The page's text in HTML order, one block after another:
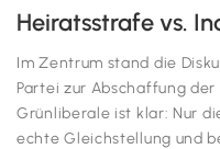
Heiratsstrafe vs.
Im Zentrum stand die
Partei zur Abschaffung
Grünliberale ist klar: Nur
echte Gleichstellung und